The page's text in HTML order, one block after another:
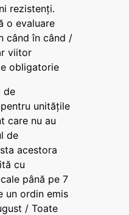
rezistenți.
o evaluare
când în când /
viitor
obligatorie
de
unitățile
care nu au
de
acestora
cu
până pe 7
un ordin emis
/ Toate